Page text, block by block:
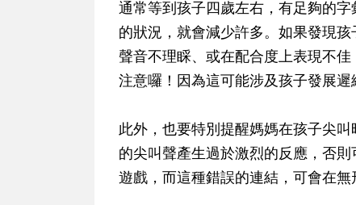
通常等到孩子四歲左右，有足夠的
的狀況，就會減少許多。 如果發現孩
聲音不理睬、或在配合度上表現不
注意囉！因為這可能涉及孩子發展
此外，也要特別提醒媽媽在孩子尖
的尖叫聲產生過於激烈的反應，否
遊戲，而這種錯誤的連結，可會在